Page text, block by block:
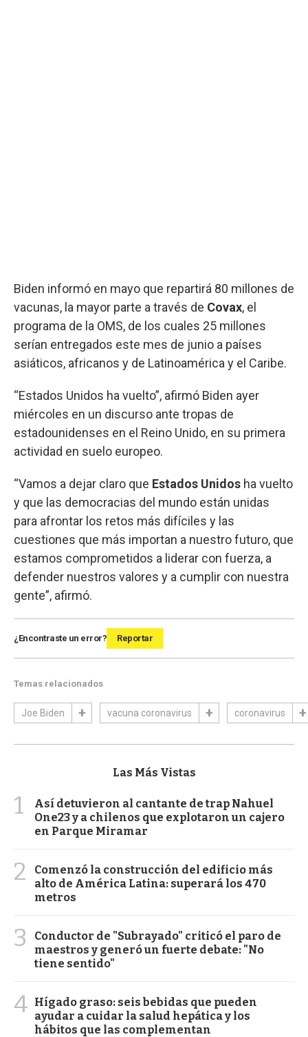
Biden informó en mayo que repartirá 80 millones de
vacunas, la mayor parte a través de Covax, el
programa de la OMS, de los cuales 25 millones
serían entregados este mes de junio a países
asiáticos, africanos y de Latinoamérica y el Caribe.
“Estados Unidos ha vuelto”, afirmó Biden ayer
miércoles en un discurso ante tropas de
estadounidenses en el Reino Unido, en su primera
actividad en suelo europeo.
“Vamos a dejar claro que Estados Unidos ha vuelto
y que las democracias del mundo están unidas
para afrontar los retos más difíciles y las
cuestiones que más importan a nuestro futuro, que
estamos comprometidos a liderar con fuerza, a
defender nuestros valores y a cumplir con nuestra
gente”, afirmó.
¿Encontraste un error? Reportar
Temas relacionados
Joe Biden vacuna coronavirus coronavirus
Las Más Vistas
1
Así detuvieron al cantante de trap Nahuel
One23 y a chilenos que explotaron un cajero
en Parque Miramar
2
Comenzó la construcción del edificio más
alto de América Latina: superará los 470
metros
3
Conductor de "Subrayado" criticó el paro de
maestros y generó un fuerte debate: "No
tiene sentido"
4 Hígado graso: seis bebidas que pueden
ayudar a cuidar la salud hepática y los
hábitos que las complementan